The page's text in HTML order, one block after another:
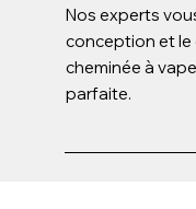
Nos experts
conception et
cheminée à
parfaite.